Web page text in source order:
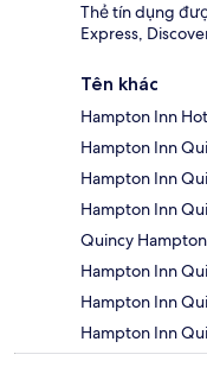
Thẻ tín dụng
Express,
Tên khác
Hampton Inn
Hampton Inn
Hampton Inn
Hampton Inn
Quincy
Hampton Inn
Hampton Inn
Hampton Inn